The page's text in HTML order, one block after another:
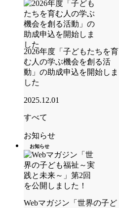
2026年度「子どもたちを育
む人の学ぶ機会を創る活
動」の助成申込を開始しま
した
2025.12.01
すべて
お知らせ
お知らせ
Webマガジン「世界の子ど